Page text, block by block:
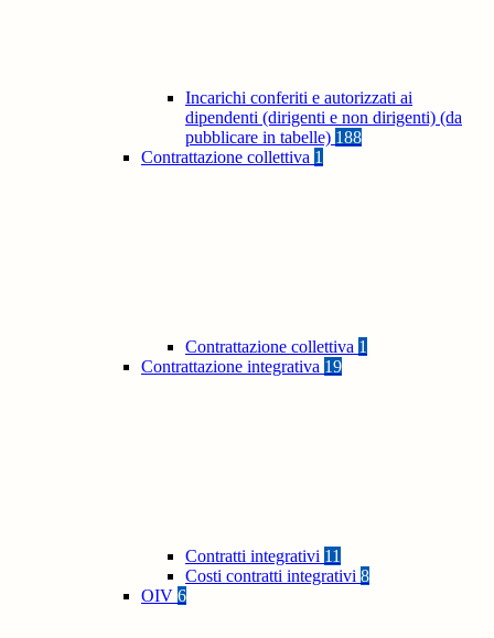
Incarichi conferiti e autorizzati ai
dipendenti (dirigenti e non dirigenti) (da
pubblicare in tabelle) 188
Contrattazione collettiva 1
Contrattazione collettiva 1
Contrattazione integrativa 19
Contratti integrativi 11
Costi contratti integrativi 8
OIV 6